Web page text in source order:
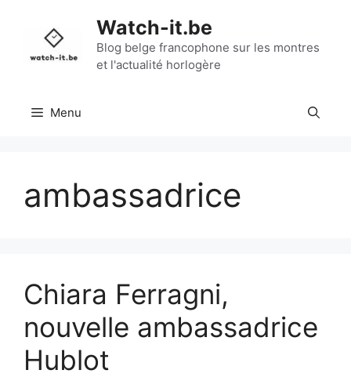
contenu
Watch-it.be
Blog belge francophone sur les montres
et l'actualité horlogère
Menu
ambassadrice
Chiara Ferragni,
nouvelle ambassadrice
Hublot